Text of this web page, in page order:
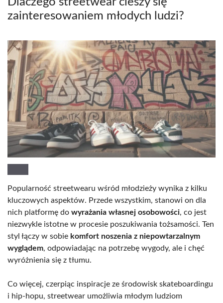
zainteresowaniem młodych ludzi?
Popularność streetwearu wśród młodzieży wynika z kilku
kluczowych aspektów. Przede wszystkim, stanowi on dla
nich platformę do wyrażania własnej osobowości, co jest
niezwykle istotne w procesie poszukiwania tożsamości. Ten
styl łączy w sobie komfort noszenia z niepowtarzalnym
wyglądem, odpowiadając na potrzebę wygody, ale i chęć
wyróżnienia się z tłumu.
Co więcej, czerpiąc inspiracje ze środowisk skateboardingu
i hip-hopu, streetwear umożliwia młodym ludziom